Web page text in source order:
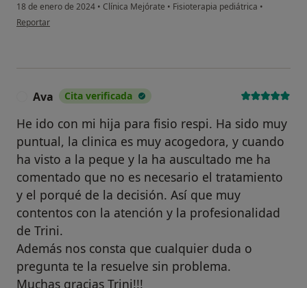
18 de enero de 2024 • Clínica Mejórate • Fisioterapia pediátrica •
en opinión del usuario Bruno
Reportar
Ava Cita verificada
He ido con mi hija para fisio respi. Ha sido muy
puntual, la clinica es muy acogedora, y cuando
ha visto a la peque y la ha auscultado me ha
comentado que no es necesario el tratamiento
y el porqué de la decisión. Así que muy
contentos con la atención y la profesionalidad
de Trini.
Además nos consta que cualquier duda o
pregunta te la resuelve sin problema.
Muchas gracias Trini!!!